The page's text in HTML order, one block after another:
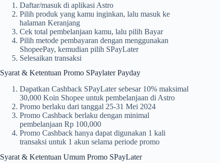
Daftar/masuk di aplikasi Astro
Pilih produk yang kamu inginkan, lalu masuk ke
halaman Keranjang
Cek total pembelanjaan kamu, lalu pilih Bayar
Pilih metode pembayaran dengan menggunakan
ShopeePay, kemudian pilih SPayLater
Selesaikan transaksi
Syarat & Ketentuan Promo SPaylater Payday
Dapatkan Cashback SPayLater sebesar 10% maksimal
30,000 Koin Shopee untuk pembelanjaan di Astro
Promo berlaku dari tanggal 25-31 Mei 2024
Promo Cashback berlaku dengan minimal
pembelanjaan Rp 100,000
Promo Cashback hanya dapat digunakan 1 kali
transaksi untuk 1 akun selama periode promo
Syarat & Ketentuan Umum Promo SPayLater